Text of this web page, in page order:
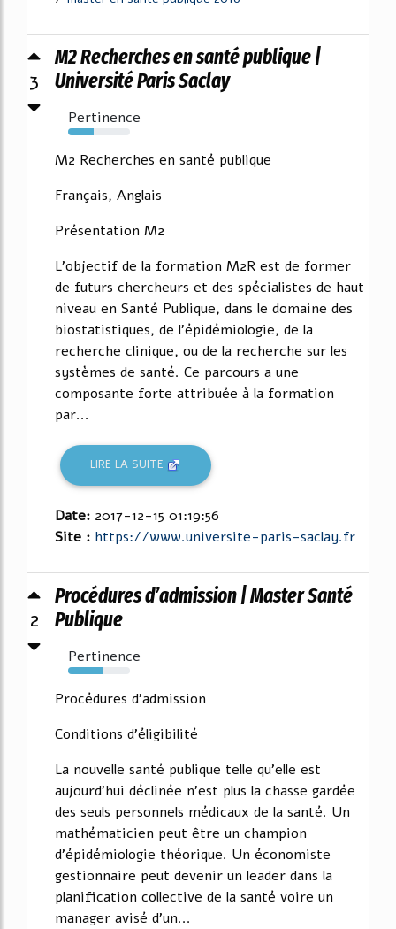
3
M2 Recherches en santé publique |
Université Paris Saclay
Pertinence
42%
M2 Recherches en santé publique
Français, Anglais
Présentation M2
L'objectif de la formation M2R est de former
de futurs chercheurs et des spécialistes de haut
niveau en Santé Publique, dans le domaine des
biostatistiques, de l'épidémiologie, de la
recherche clinique, ou de la recherche sur les
systèmes de santé. Ce parcours a une
composante forte attribuée à la formation
par...
LIRE LA SUITE
Date: 2017-12-15 01:19:56
Site : https://www.universite-paris-saclay.fr
2
Procédures d’admission | Master Santé
Publique
Pertinence
56%
Procédures d'admission
Conditions d'éligibilité
La nouvelle santé publique telle qu'elle est
aujourd'hui déclinée n'est plus la chasse gardée
des seuls personnels médicaux de la santé. Un
mathématicien peut être un champion
d'épidémiologie théorique. Un économiste
gestionnaire peut devenir un leader dans la
planification collective de la santé voire un
manager avisé d'un...